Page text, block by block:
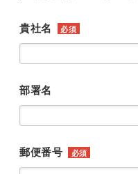
貴社名 必須
部署名
郵便番号 必須